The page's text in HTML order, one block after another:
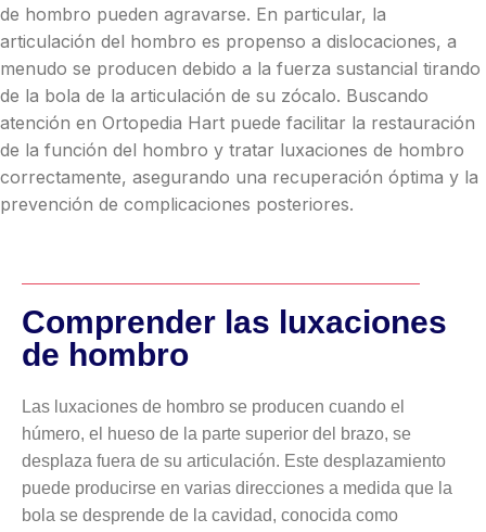
de hombro pueden agravarse. En particular, la
articulación del hombro es propenso a dislocaciones, a
menudo se producen debido a la fuerza sustancial tirando
de la bola de la articulación de su zócalo. Buscando
atención en Ortopedia Hart puede facilitar la restauración
de la función del hombro y tratar luxaciones de hombro
correctamente, asegurando una recuperación óptima y la
prevención de complicaciones posteriores.
Comprender las luxaciones
de hombro
Las luxaciones de hombro se producen cuando el
húmero, el hueso de la parte superior del brazo, se
desplaza fuera de su articulación. Este desplazamiento
puede producirse en varias direcciones a medida que la
bola se desprende de la cavidad, conocida como